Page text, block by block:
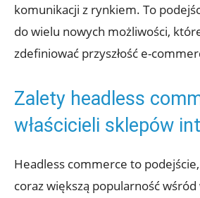
komunikacji z rynkiem. To
do wielu nowych możliwości,
⁣zdefiniować ⁢przyszłość e-
Zalety headless
właścicieli sklepów⁢
Headless commerce to
coraz większą popularność wśród